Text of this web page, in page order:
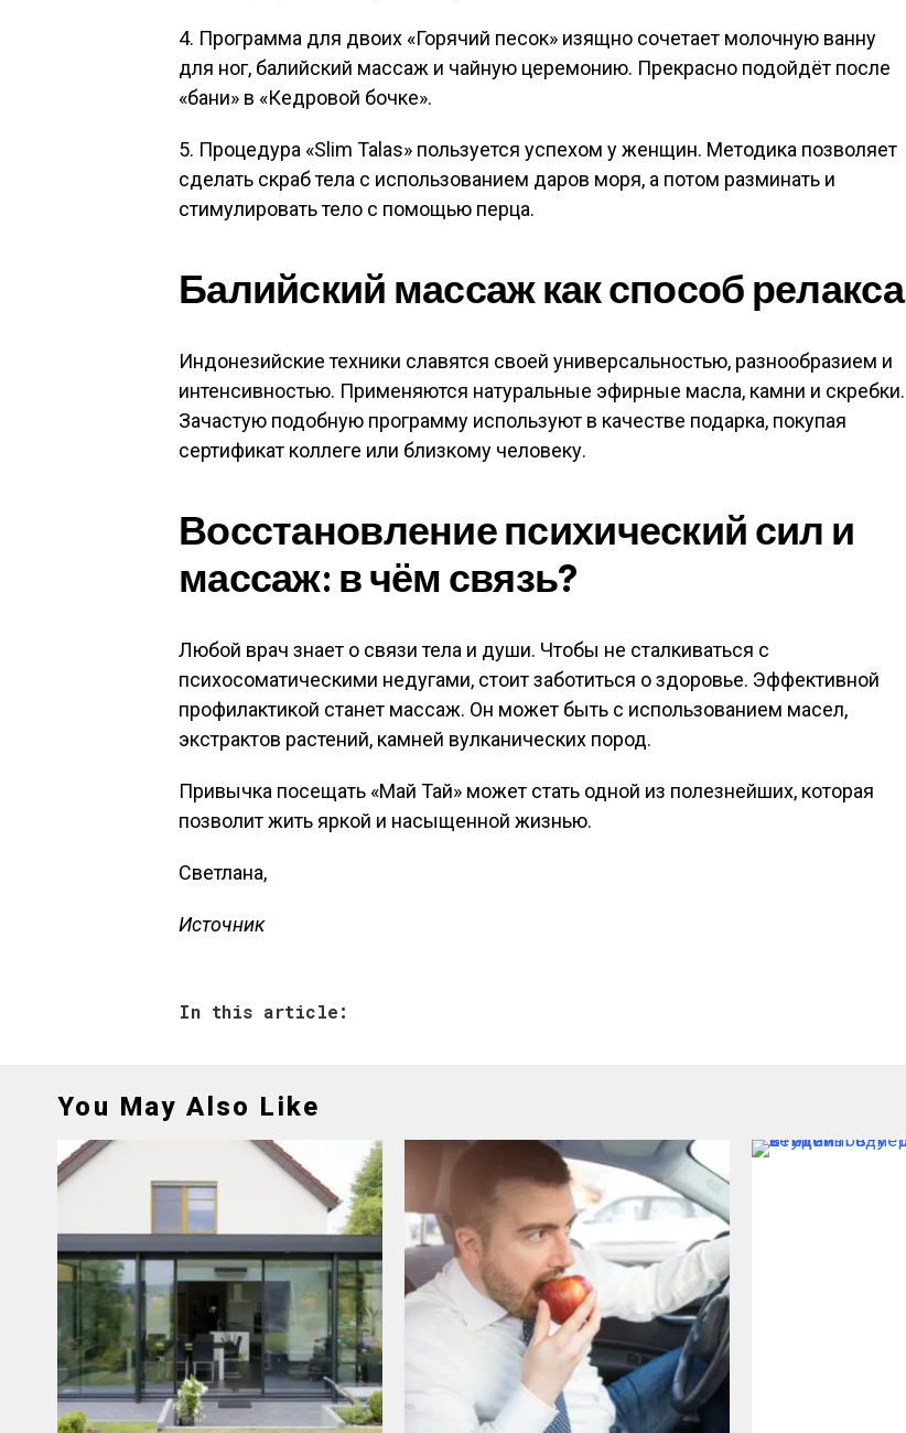
4. Программа для двоих «Горячий песок» изящно сочетает молочную ванну
для ног, балийский массаж и чайную церемонию. Прекрасно подойдёт после
«бани» в «Кедровой бочке».
5. Процедура «Slim Talas» пользуется успехом у женщин. Методика позволяет
сделать скраб тела с использованием даров моря, а потом разминать и
стимулировать тело с помощью перца.
Балийский массаж как способ релакса
Индонезийские техники славятся своей универсальностью, разнообразием и
интенсивностью. Применяются натуральные эфирные масла, камни и скребки.
Зачастую подобную программу используют в качестве подарка, покупая
сертификат коллеге или близкому человеку.
Восстановление психический сил и
массаж: в чём связь?
Любой врач знает о связи тела и души. Чтобы не сталкиваться с
психосоматическими недугами, стоит заботиться о здоровье. Эффективной
профилактикой станет массаж. Он может быть с использованием масел,
экстрактов растений, камней вулканических пород.
Привычка посещать «Май Тай» может стать одной из полезнейших, которая
позволит жить яркой и насыщенной жизнью.
Светлана,
Источник
In this article:
You May Also Like